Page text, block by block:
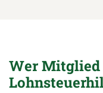
Wer